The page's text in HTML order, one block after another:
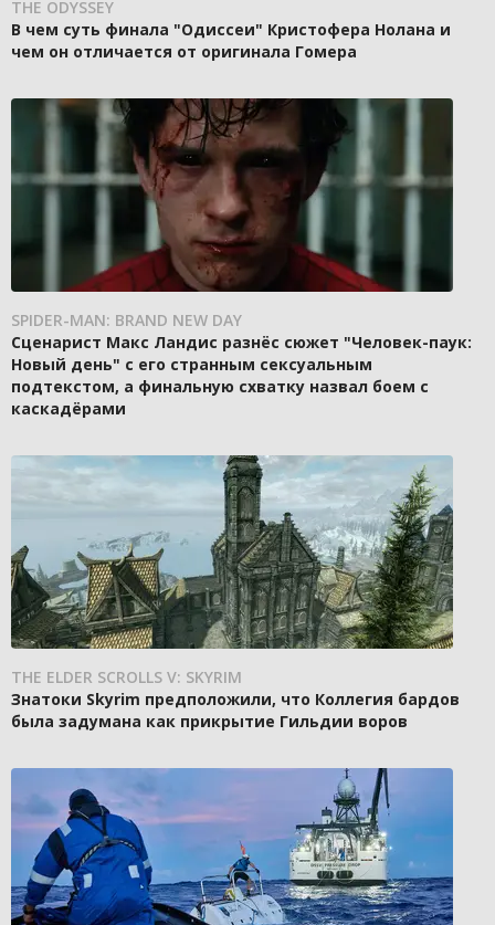
THE ODYSSEY
В чем суть финала "Одиссеи" Кристофера Нолана и
чем он отличается от оригинала Гомера
SPIDER-MAN: BRAND NEW DAY
Сценарист Макс Ландис разнёс сюжет "Человек-паук:
Новый день" с его странным сексуальным
подтекстом, а финальную схватку назвал боем с
каскадёрами
THE ELDER SCROLLS V: SKYRIM
Знатоки Skyrim предположили, что Коллегия бардов
была задумана как прикрытие Гильдии воров